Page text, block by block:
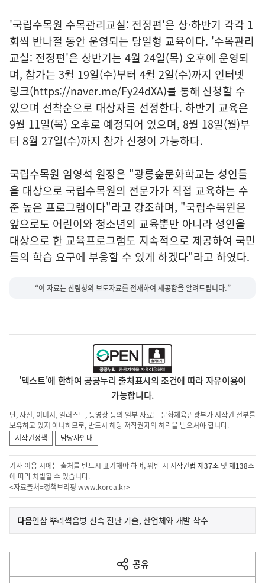
'국립수목원 수목관리교실: 전정편'은 상·하반기 각각 1
회씩 반나절 동안 운영되는 당일형 교육이다. '수목관리
교실: 전정편'은 상반기는 4월 24일(목) 오후에 운영되
며, 참가는 3월 19일(수)부터 4월 2일(수)까지 인터넷
링크(https://naver.me/Fy24dXA)를 통해 신청할 수
있으며 선착순으로 대상자를 선정한다. 하반기 교육은
9월 11일(목) 오후로 예정되어 있으며, 8월 18일(월)부
터 8월 27일(수)까지 참가 신청이 가능하다.
국립수목원 임영석 원장은 "광릉숲문화학교는 성인들
을 대상으로 국립수목원의 전문가가 직접 교육하는 수
준 높은 프로그램이다"라고 강조하며, "국립수목원은
앞으로도 어린이와 청소년의 교육뿐만 아니라 성인을
대상으로 한 교육프로그램도 지속적으로 제공하여 국민
들의 학습 요구에 부응할 수 있게 하겠다"라고 하였다.
“이 자료는 산림청의 보도자료를 전재하여 제공함을 알려드립니다.”
'텍스트'에 한하여 공공누리 출처표시의 조건에 따라 자유이용이
가능합니다.
단, 사진, 이미지, 일러스트, 동영상 등의 일부 자료는 문화체육관광부가 저작권 전부를
보유하고 있지 아니하므로, 반드시 해당 저작권자의 허락을 받으셔야 합니다.
저작권정책
담당자안내
기사 이용 시에는 출처를 반드시 표기해야 하며, 위반 시 저작권법 제37조 및제138조
에 따라 처벌될 수 있습니다.
<자료출처=정책브리핑 www.korea.kr>
이
전
다
음
다음기
사
인삼 뿌리썩음병 신속 진단 기술, 산업체와 개발 착수
공유
열